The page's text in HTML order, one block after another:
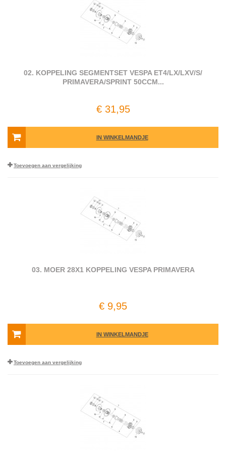
02. KOPPELING SEGMENTSET VESPA ET4/​LX/​LXV/​S/​
PRIMAVERA/​SPRINT 50CCM...
€ 31,95
IN WINKELMANDJE
Toevoegen aan vergelijking
03. MOER 28X1 KOPPELING VESPA PRIMAVERA
€ 9,95
IN WINKELMANDJE
Toevoegen aan vergelijking